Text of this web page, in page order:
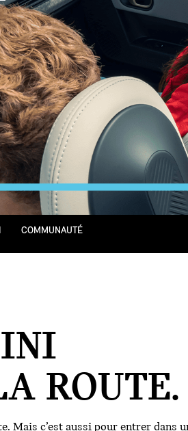
COMMUNAUTÉ
ROUTE.
Mais c’est aussi pour entrer dans